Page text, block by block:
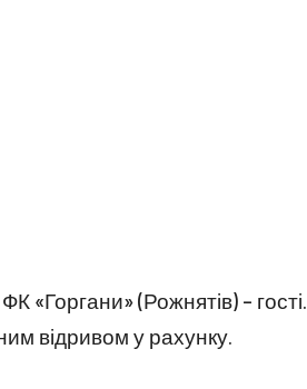
«Горгани» (Рожнятів) – гості.
відривом у рахунку.